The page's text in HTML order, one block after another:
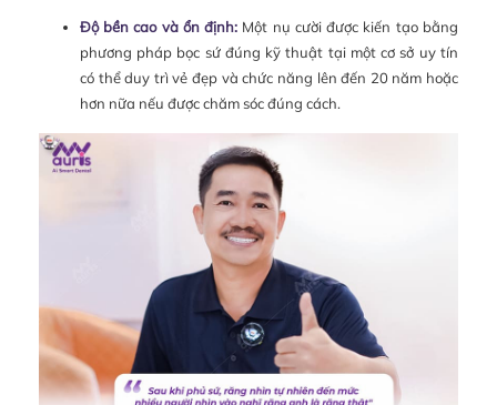
Độ bền cao và ổn định: Một nụ cười được kiến tạo bằng
phương pháp bọc sứ đúng kỹ thuật tại một cơ sở uy tín
có thể duy trì vẻ đẹp và chức năng lên đến 20 năm hoặc
hơn nữa nếu được chăm sóc đúng cách.